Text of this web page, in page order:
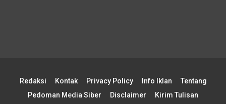
Redaksi Kontak Privacy Policy Info Iklan
Tentang
Pedoman Media Siber
Disclaimer Kirim Tulisan